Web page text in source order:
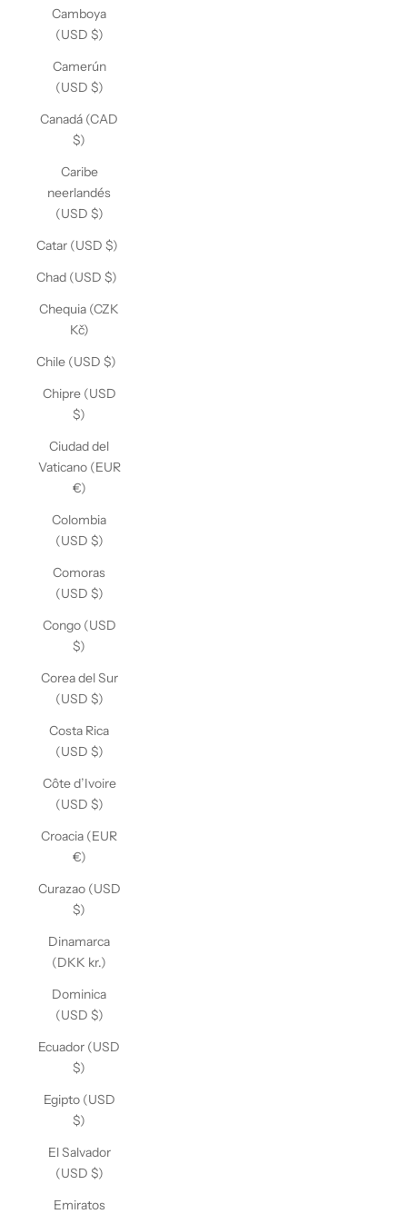
Camboya
(USD $)
Camerún
(USD $)
Canadá (CAD
$)
Caribe
neerlandés
(USD $)
Catar (USD $)
Chad (USD $)
Chequia (CZK
Kč)
Chile (USD $)
Chipre (USD
$)
Ciudad del
Vaticano (EUR
€)
Colombia
(USD $)
Comoras
(USD $)
Congo (USD
$)
Corea del Sur
(USD $)
Costa Rica
(USD $)
Côte d’Ivoire
(USD $)
Croacia (EUR
€)
Curazao (USD
$)
Dinamarca
(DKK kr.)
Dominica
(USD $)
Ecuador (USD
$)
Egipto (USD
$)
El Salvador
(USD $)
Emiratos